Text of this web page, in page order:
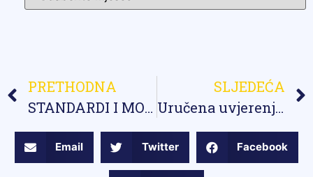
PRETHODNA
STANDARDI I MODEL STRUČNOG USAVRŠAVANJA DIREKTORA/DIREKTORICA PREDŠKOLSKIH USTANOVA, OSNOVNIH I SREDNJIH ŠKOLA
SLJEDEĆA
Uručena uvjerenja novoj grupi mentora
Email Twitter Facebook